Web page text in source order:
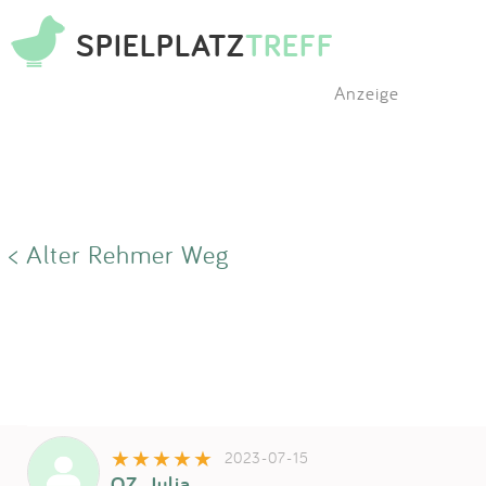
SPIELPLATZTREFF
Anzeige
< Alter Rehmer Weg
2023-07-15